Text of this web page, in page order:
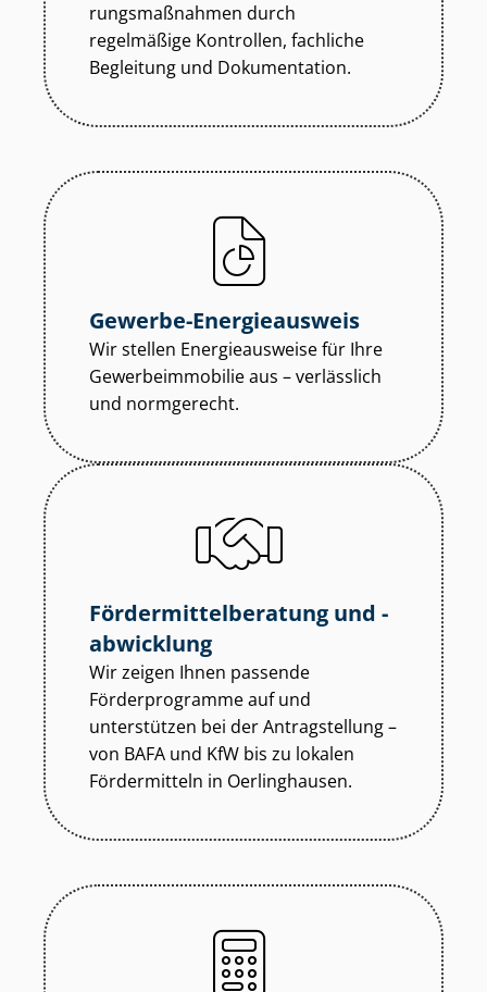
rungs­maß­nah­men durch
regelmäßige Kontrollen, fachliche
Begleitung und Dokumentation.
Gewerbe-Energieausweis
Wir stellen Energieausweise für Ihre
Ge­wer­be­im­mo­bi­lie aus – verlässlich
und normgerecht.
För­der­mit­tel­be­ra­tung und -
abwicklung
Wir zeigen Ihnen passende
Förderprogramme auf und
unterstützen bei der Antragstellung –
von BAFA und KfW bis zu lokalen
Fördermitteln in Oerlinghausen.